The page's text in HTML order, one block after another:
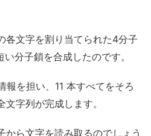
各文字を割り当てられた4分子
分子鎖を合成したのです。
報を担い、11 本すべてをそろ
字列が完成します。
から文字を読み取るのでしょう